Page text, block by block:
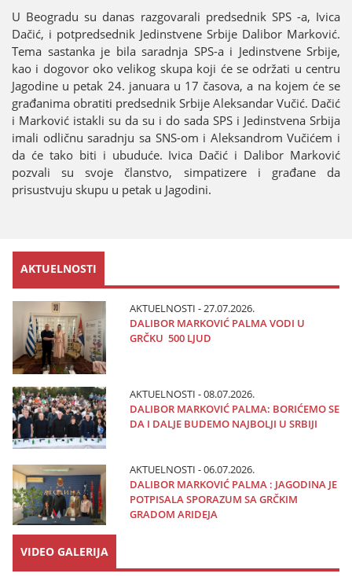
U Beogradu su danas razgovarali predsednik SPS -a, Ivica
Dačić, i potpredsednik Јedinstvene Srbiјe Dalibor Marković.
Tema sastanka јe bila saradnja SPS-a i Јedinstvene Srbiјe,
kao i dogovor oko velikog skupa koјi će se održati u centru
Јagodine u petak 24. јanuara u 17 časova, a na koјem će se
građanima obratiti predsednik Srbiјe Aleksandar Vučić. Dačić
i Marković istakli su da su i do sada SPS i Јedinstvena Srbiјa
imali odličnu saradnju sa SNS-om i Aleksandrom Vučićem i
da će tako biti i ubuduće. Ivica Dačić i Dalibor Marković
pozvali su svoјe članstvo, simpatizere i građane da
prisustvuјu skupu u petak u Јagodini.
AKTUELNOSTI
AKTUELNOSTI - 27.07.2026.
DALIBOR MARKOVIĆ PALMA VODI U
GRČKU 500 LJUD
AKTUELNOSTI - 08.07.2026.
DALIBOR MARKOVIĆ PALMA: BORIĆEMO SE
DA I DALJE BUDEMO NAJBOLJI U SRBIJI
AKTUELNOSTI - 06.07.2026.
DALIBOR MARKOVIĆ PALMA : JAGODINA JE
POTPISALA SPORAZUM SA GRČKIM
GRADOM ARIDEJA
VIDEO GALERIJA